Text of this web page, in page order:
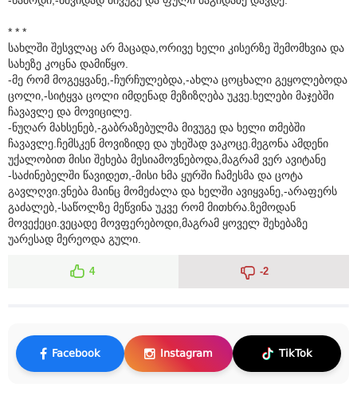
* * *
სახლში შესვლაც არ მაცადა,ორივე ხელი კისერზე შემომხვია და
სახეზე კოცნა დამიწყო.
-მე რომ მოგეყვანე,-ჩურჩულებდა,-ახლა ცოცხალი გეყოლებოდა
ცოლი,-სიტყვა ცოლი იმდენად მეზიზღება უკვე.ხელები მაჯებში
ჩავავლე და მოვიცილე.
-ნუღარ მახსენებ,-გაბრაზებულმა მივუგე და ხელი თმებში
ჩავავლე.ჩემსკენ მოვიზიდე და უხეშად ვაკოცე.მეგონა ამდენი
უქალობით მისი შეხება მესიამოვნებოდა,მაგრამ ვერ ავიტანე
-საძინებელში წავიდეთ,-მისი ხმა ყურში ჩამესმა და ცოტა
გავლღვი.ვნება მაინც მომეძალა და ხელში ავიყვანე,-არაფერს
გაძალებ,-საწოლზე მეწვინა უკვე რომ მითხრა.ზემოდან
მოვექეცი.ვეცადე მოვფერებოდი,მაგრამ ყოველ შეხებაზე
უარესად მერეოდა გული.
4 -2
Facebook Instagram TikTok